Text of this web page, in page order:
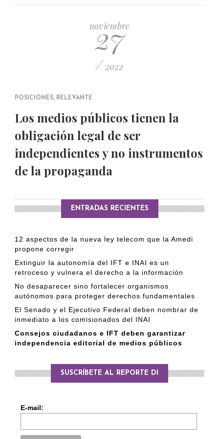
noviembre
27
/ 2022
POSICIONES, RELEVANTE
Los medios públicos tienen la
obligación legal de ser
independientes y no instrumentos
de la propaganda
ENTRADAS RECIENTES
12 aspectos de la nueva ley telecom que la Amedi
propone corregir
Extinguir la autonomía del IFT e INAI es un
retroceso y vulnera el derecho a la información
No desaparecer sino fortalecer organismos
autónomos para proteger derechos fundamentales
El Senado y el Ejecutivo Federal deben nombrar de
inmediato a los comisionados del INAI
Consejos ciudadanos e IFT deben garantizar
independencia editorial de medios públicos
SUSCRÍBETE AL REPORTE DI
E-mail: